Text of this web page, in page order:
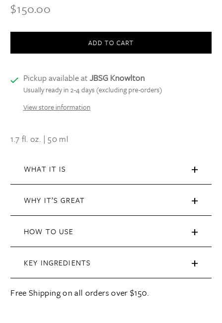
$150.00
ADD TO CART
Pickup available atJBSG Knowlton
Usually ready in 2-4 days (excluding pre-orders)
View store information
1.7 fl. oz. | 50 ml
WHAT IT IS
WHY IT’S GREAT
HOW TO USE
KEY INGREDIENTS
Free Shipping on all orders over $150.